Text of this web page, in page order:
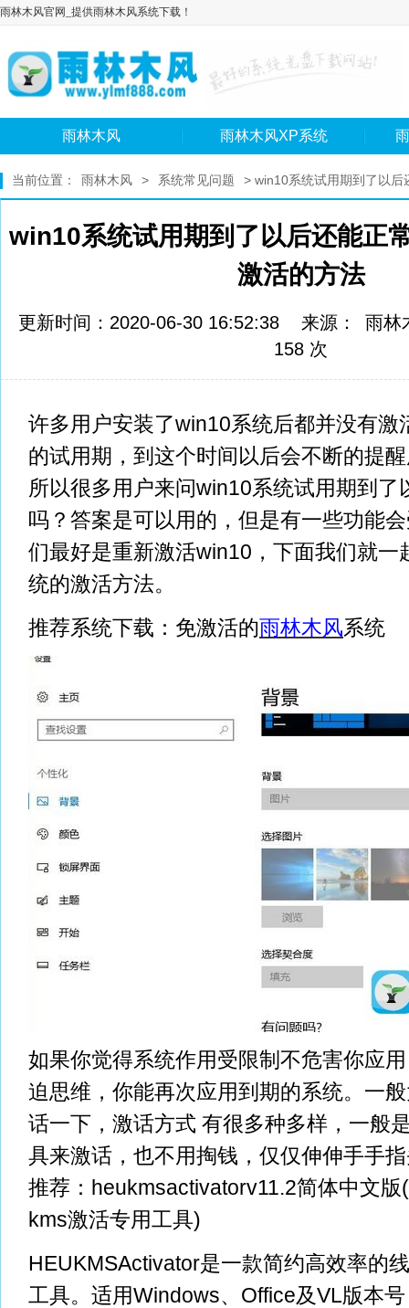
雨林木风官网_提供雨林木风系统下载！
雨林木风 雨林木风XP系统
当前位置： 雨林木风 > 系统常见问题 > win10系统试用期到了以
win10系统试用期到了以后还能正
激活的方法
更新时间：2020-06-30 16:52:38 来源：
雨林
158 次
许多用户安装了win10系统后都并没有激
的试用期，到这个时间以后会不断的提
所以很多用户来问win10系统试用期到了
吗？答案是可以用的，但是有一些功能
们最好是重新激活win10，下面我们就一
统的激活方法。
推荐系统下载：免激活的雨林木风系统
如果你觉得系统作用受限制不危害你应
迫思维，你能再次应用到期的系统。一
话一下，激话方式 有很多种多样，一般
具来激话，也不用掏钱，仅仅伸伸手手
推荐：heukmsactivatorv11.2简体中文
kms激活专用工具)
HEUKMSActivator是一款简约高效率的
工具。适用Windows、Office及VL版本